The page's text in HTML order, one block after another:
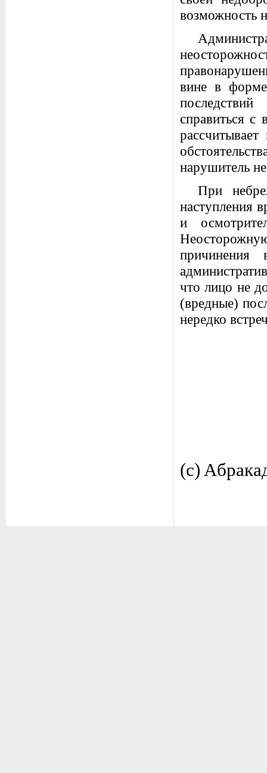
возможность
вине в форме
справиться
нарушитель
При
наступления
и
что лицо не
(вредные)
нередко
(c)